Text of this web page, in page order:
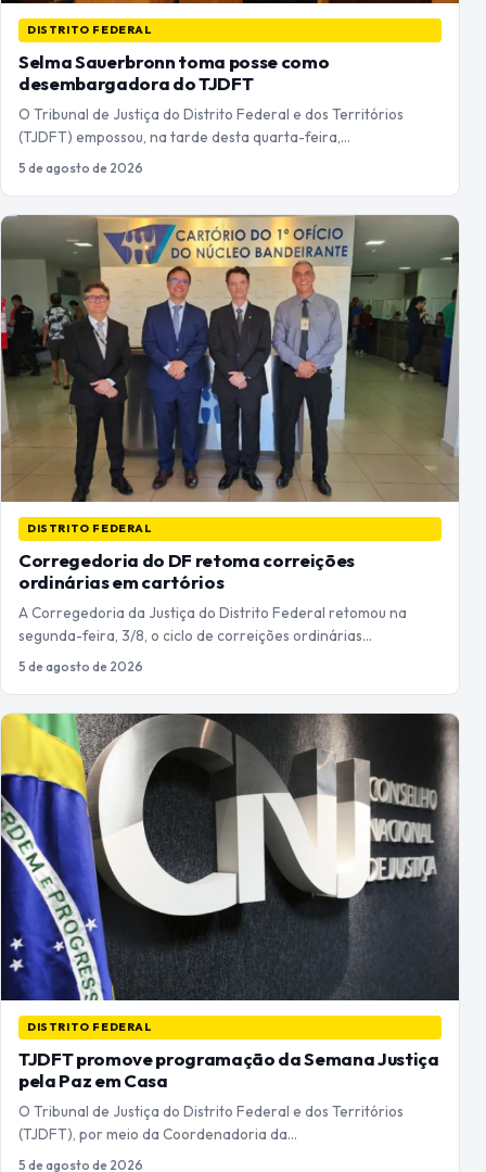
DISTRITO FEDERAL
Selma Sauerbronn toma posse como
desembargadora do TJDFT
O Tribunal de Justiça do Distrito Federal e dos Territórios
(TJDFT) empossou, na tarde desta quarta-feira,…
5 de agosto de 2026
DISTRITO FEDERAL
Corregedoria do DF retoma correições
ordinárias em cartórios
A Corregedoria da Justiça do Distrito Federal retomou na
segunda-feira, 3/8, o ciclo de correições ordinárias…
5 de agosto de 2026
DISTRITO FEDERAL
TJDFT promove programação da Semana Justiça
pela Paz em Casa
O Tribunal de Justiça do Distrito Federal e dos Territórios
(TJDFT), por meio da Coordenadoria da…
5 de agosto de 2026